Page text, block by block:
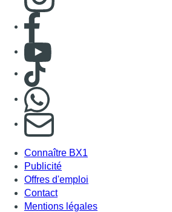
Consulter page Facebook
Consulter Youtube
Consulter TikTok
S'abonner à notre newsletter
Connaître BX1
Publicité
Offres d'emploi
Contact
Mentions légales